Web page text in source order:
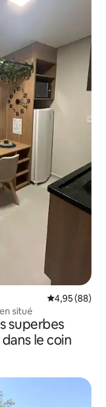
Note
4,95 (88)
situé
superbes
le coin
aimés